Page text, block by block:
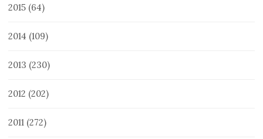
2015 (64)
2014 (109)
2013 (230)
2012 (202)
2011 (272)